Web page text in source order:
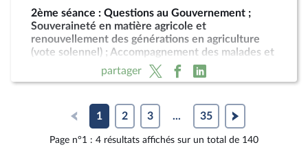
2ème séance : Questions au Gouvernement ;
Souveraineté en matière agricole et
renouvellement des générations en agriculture
(vote solennel) ; Accompagnement des malades et
partager
1 2 3 ... 35
Page n°1 : 4 résultats affichés sur un total de 140